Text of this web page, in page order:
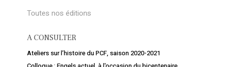
Votre panier est vide.
Retourner à la librairie
Toutes nos éditions
A CONSULTER
Ateliers sur l’histoire du PCF, saison 2020-2021